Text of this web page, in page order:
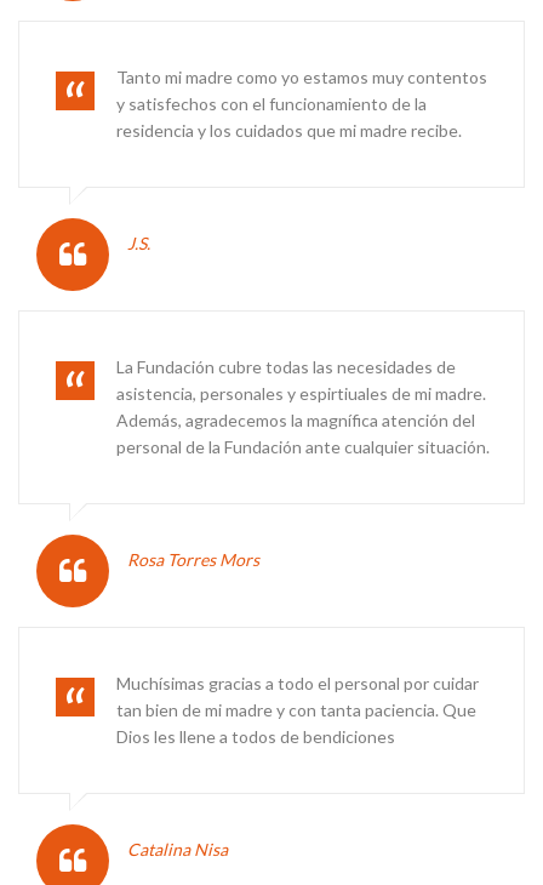
Tanto mi madre como yo estamos muy contentos
y satisfechos con el funcionamiento de la
residencia y los cuidados que mi madre recibe.
J.S.
La Fundación cubre todas las necesidades de
asistencia, personales y espirtiuales de mi madre.
Además, agradecemos la magnífica atención del
personal de la Fundación ante cualquier situación.
Rosa Torres Mors
Muchísimas gracias a todo el personal por cuidar
tan bien de mi madre y con tanta paciencia. Que
Dios les llene a todos de bendiciones
Catalina Nisa